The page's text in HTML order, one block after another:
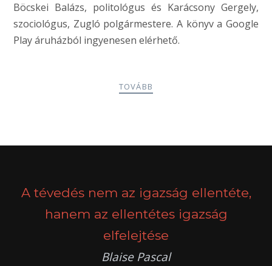
Böcskei Balázs, politológus és Karácsony Gergely,
szociológus, Zugló polgármestere. A könyv a Google
Play áruházból ingyenesen elérhető.
TOVÁBB
A tévedés nem az igazság ellentéte,
hanem az ellentétes igazság
elfelejtése
Blaise Pascal